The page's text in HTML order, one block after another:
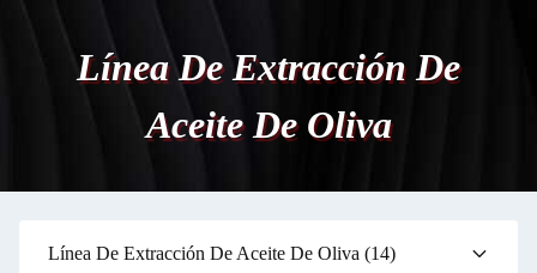
Línea De Extracción De
Aceite De Oliva
Línea De Extracción De Aceite De Oliva (14)